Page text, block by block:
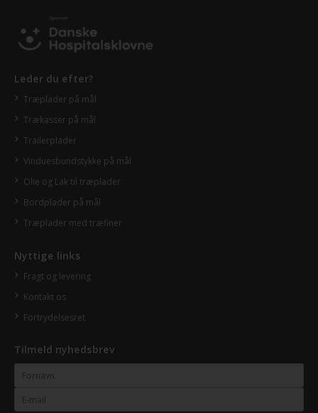
Leder du efter?
Træplader på mål
Trækasser på mål
Trailerplader
Vinduesbundstykke på mål
Olie og Lak til træplader
Bordplader på mål
Træplader med træfiner
Nyttige links
Fragt og levering
Kontakt os
Fortrydelsesret
Tilmeld nyhedsbrev